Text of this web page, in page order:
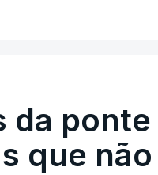
da
que